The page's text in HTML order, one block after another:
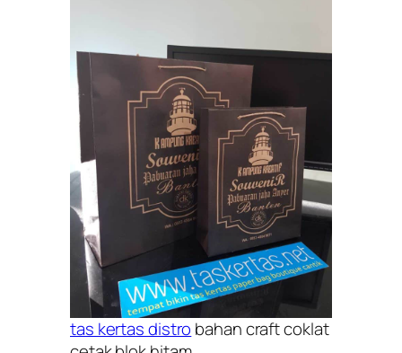
tas kertas distro bahan craft coklat